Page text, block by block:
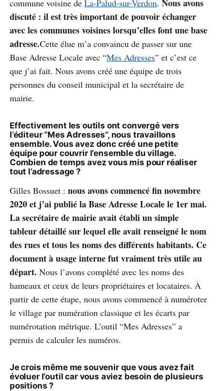
commune voisine de La-Palud-sur-Verdon. Nous avons
discuté : il est très important de pouvoir échanger
avec les communes voisines lorsqu’elles font une base
adresse.Cette élue m’a convaincu de passer sur une
Base Adresse Locale avec “Mes Adresses” et c’est ce
que j’ai fait. Nous avons créé une équipe de trois
personnes du conseil municipal et la secrétaire de
mairie.
Effectivement les outils ont convergé vers
l’éditeur “Mes Adresses”, nous travaillons
ensemble. Vous avez donc créé une petite
équipe pour couvrir l’ensemble du village.
Combien de temps avez vous mis pour réaliser
tout l’adressage ?
Gilles Bossuet : nous avons commencé fin novembre
2020 et j’ai publié la Base Adresse Locale le 1er mai.
La secrétaire de mairie avait établi un simple
tableur détaillé sur lequel elle avait renseigné le nom
des rues et tous les noms des différents habitants. Ce
document à usage interne fut vraiment très utile au
départ. Nous l’avons complété avec les noms des
hameaux et ceux de leurs propriétaires et locataires. À
partir de cette étape, nous avons commencé à numéroter
le village par numération classique et les écarts par
numérotation métrique. L’outil “Mes Adresses” a
permis de calculer les numéros.
Je crois même me souvenir que vous avez fait
évoluer l’outil car vous aviez besoin de plusieurs
positions ?